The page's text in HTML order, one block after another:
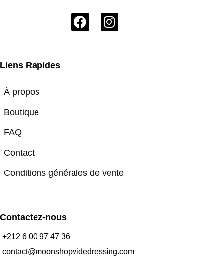
Liens Rapides
À propos
Boutique
FAQ
Contact
Conditions générales de vente
Contactez-nous
+212 6 00 97 47 36
contact@moonshopvidedressing.com